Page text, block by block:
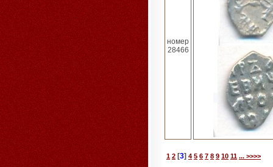
номер
28466
1 2 [3] 4 5 6 7 8 9 10 11 ... >>>>